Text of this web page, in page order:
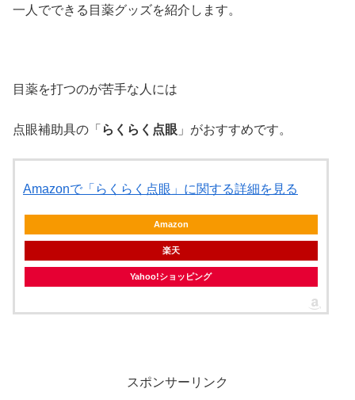
一人でできる目薬グッズを紹介します。
目薬を打つのが苦手な人には
点眼補助具の「 らくらく点眼 」がおすすめです。
Amazonで「らくらく点眼」に関する詳細を見る
Amazon
楽天
Yahoo!ショッピング
スポンサーリンク